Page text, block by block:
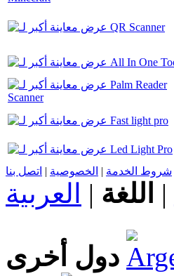
شروط الخدمة | الخصوصية | اتصل بنا
اللغة | العربية |
دول أخرى